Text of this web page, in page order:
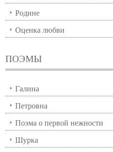
Родине
Оценка любви
ПОЭМЫ
Галина
Петровна
Поэма о первой нежности
Шурка